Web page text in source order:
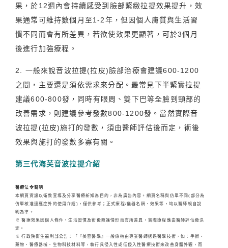
果，於12週內會持續感受到臉部緊緻拉提效果提升，效
果通常可維持數個月至1-2年，但因個人膚質與生活習
慣不同而會有所差異，若欲使效果更顯著，可於3個月
後進行加強療程。
2. 一般來說音波拉提(拉皮)臉部治療會建議600-1200
之間，主要還是須依需求來分配。最常見下半緊實拉提
建議600-800發，同時有眼周、雙下巴等全臉到頸部的
改善需求，則建議參考發數800-1200發。當然實際音
波拉提(拉皮)施打的發數，須由醫師評估後而定，術後
效果與施打的發數多寡有關。
第三代海芙音波拉提介紹
醫療法令聲明
本網頁資訊以衛教宣導及分享醫療新知為目的，非為廣告內容。網頁名稱與仿單不同(部分為
仿單核准適應症外的使用介紹)，僅供參考；正式療程/儀器名稱、效果等，均以醫師親自說
明為準。
※ 醫療效果因個人條件、生活習慣及術後照護情形而有所差異，實際療程應由醫師評估後決
定。
※ 行政院衛生福利部公告：「『美容醫學』一般係指由專業醫師透過醫學技術，如：手術、
藥物、醫療器械、生物科技材料等，執行具侵入性或低侵入性醫療技術來改善身體外觀，而